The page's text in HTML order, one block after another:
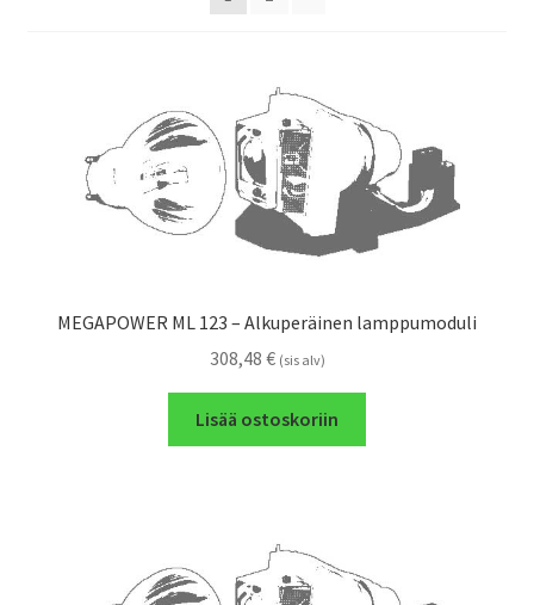
MEGAPOWER ML 123 – Alkuperäinen lamppumoduli
308,48 € (sis alv)
Lisää ostoskoriin